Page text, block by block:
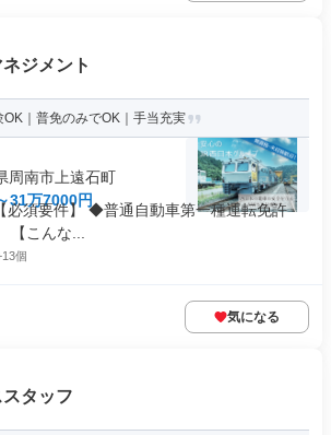
ジメント
｜普免のみでOK｜手当充実
周南市上遠石町
31万7000円
必須要件】 ◆普通自動車第一種運転免許
【こんな...
個
気になる
タッフ